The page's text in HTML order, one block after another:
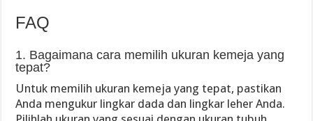
FAQ
1. Bagaimana cara memilih ukuran kemeja yang
tepat?
Untuk memilih ukuran kemeja yang tepat, pastikan
Anda mengukur lingkar dada dan lingkar leher Anda.